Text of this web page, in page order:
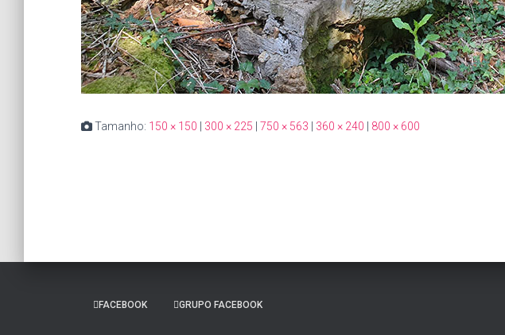
Tamanho: 150 × 150 300 × 225 750 × 563 360 × 240 800 × 600
FACEBOOK GRUPO FACEBOOK